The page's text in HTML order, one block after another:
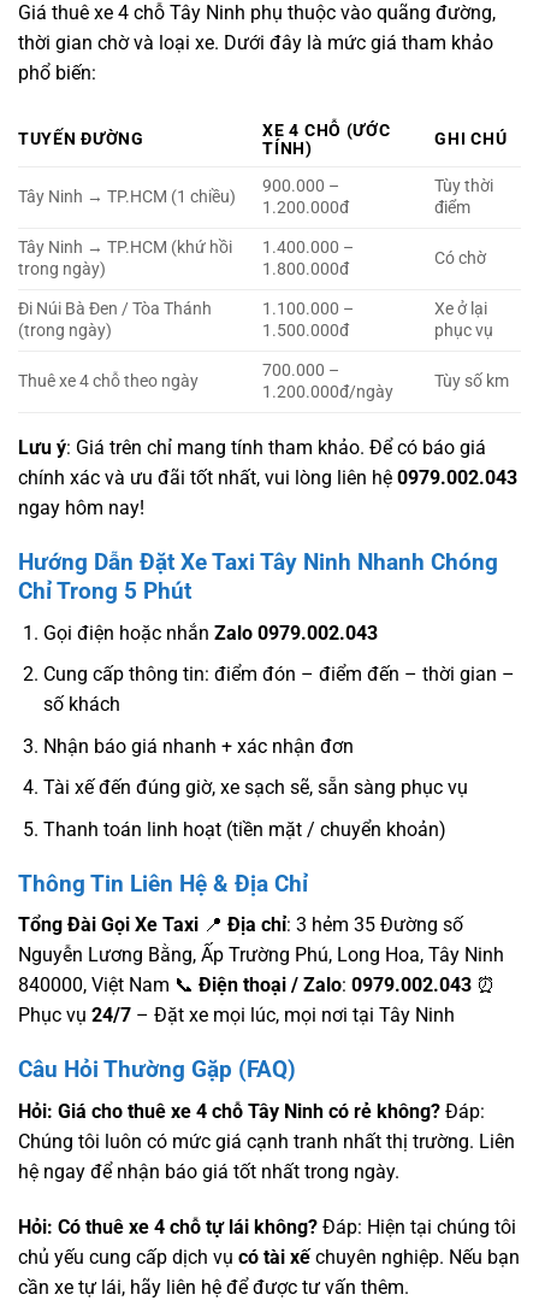
Giá thuê xe 4 chỗ Tây Ninh phụ thuộc vào quãng đường,
thời gian chờ và loại xe. Dưới đây là mức giá tham khảo
phổ biến:
TUYẾN ĐƯỜNG
XE 4 CHỖ (ƯỚC
TÍNH)
GHI CHÚ
Tây Ninh → TP.HCM (1 chiều)
900.000 –
1.200.000đ
Tùy thời
điểm
Tây Ninh → TP.HCM (khứ hồi
trong ngày)
1.400.000 –
1.800.000đ
Có chờ
Đi Núi Bà Đen / Tòa Thánh
(trong ngày)
1.100.000 –
1.500.000đ
Xe ở lại
phục vụ
Thuê xe 4 chỗ theo ngày
700.000 –
1.200.000đ/ngày
Tùy số km
Lưu ý: Giá trên chỉ mang tính tham khảo. Để có báo giá
chính xác và ưu đãi tốt nhất, vui lòng liên hệ 0979.002.043
ngay hôm nay!
Hướng Dẫn Đặt Xe Taxi Tây Ninh Nhanh Chóng
Chỉ Trong 5 Phút
Gọi điện hoặc nhắn Zalo 0979.002.043
Cung cấp thông tin: điểm đón – điểm đến – thời gian –
số khách
Nhận báo giá nhanh + xác nhận đơn
Tài xế đến đúng giờ, xe sạch sẽ, sẵn sàng phục vụ
Thanh toán linh hoạt (tiền mặt / chuyển khoản)
Thông Tin Liên Hệ & Địa Chỉ
Tổng Đài Gọi Xe Taxi 📍 Địa chỉ: 3 hẻm 35 Đường số
Nguyễn Lương Bằng, Ấp Trường Phú, Long Hoa, Tây Ninh
840000, Việt Nam 📞 Điện thoại / Zalo: 0979.002.043 ⏰
Phục vụ 24/7 – Đặt xe mọi lúc, mọi nơi tại Tây Ninh
Câu Hỏi Thường Gặp (FAQ)
Hỏi: Giá cho thuê xe 4 chỗ Tây Ninh có rẻ không? Đáp:
Chúng tôi luôn có mức giá cạnh tranh nhất thị trường. Liên
hệ ngay để nhận báo giá tốt nhất trong ngày.
Hỏi: Có thuê xe 4 chỗ tự lái không? Đáp: Hiện tại chúng tôi
chủ yếu cung cấp dịch vụ có tài xếchuyên nghiệp. Nếu bạn
cần xe tự lái, hãy liên hệ để được tư vấn thêm.